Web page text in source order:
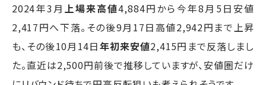
2024年3月 上場来高値4,884円から今年8月5日安値
2,417円へ下落。その後9月17日高値2,942円まで上昇
も、その後10月14日年初来安値2,415円まで反落しまし
た。直近は2,500円前後で推移していますが、安値圏だけ